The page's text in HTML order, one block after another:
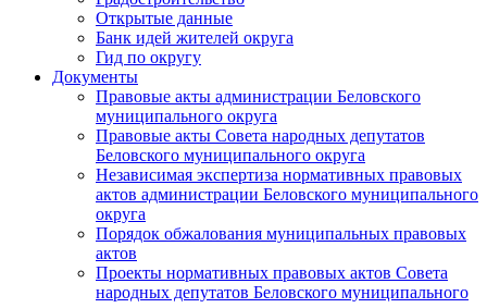
Открытые данные
Банк идей жителей округа
Гид по округу
Документы
Правовые акты администрации Беловского
муниципального округа
Правовые акты Совета народных депутатов
Беловского муниципального округа
Независимая экспертиза нормативных правовых
актов администрации Беловского муниципального
округа
Порядок обжалования муниципальных правовых
актов
Проекты нормативных правовых актов Совета
народных депутатов Беловского муниципального